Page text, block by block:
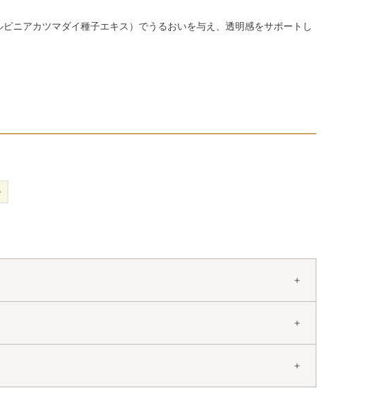
ニアカツマダイ種子エキス）でうるおいを与え、透明感をサポートし